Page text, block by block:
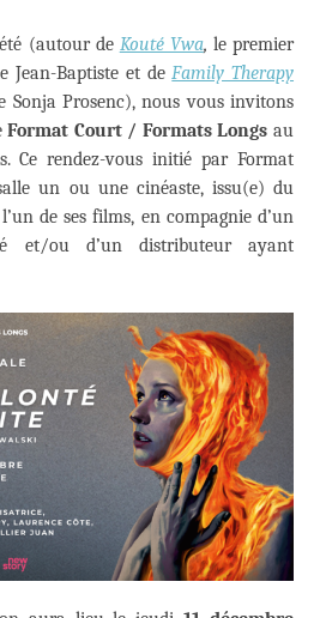
(autour de Kouté Vwa, le premier
Jean-Baptiste et deFamily Therapy
Sonja Prosenc),nous vous invitons
Format Court / Formats Longs au
Ce rendez-vous initié par Format
un ou une cinéaste, issu(e) du
de ses films, en compagnie d’un
et/ou d’un distributeur ayant